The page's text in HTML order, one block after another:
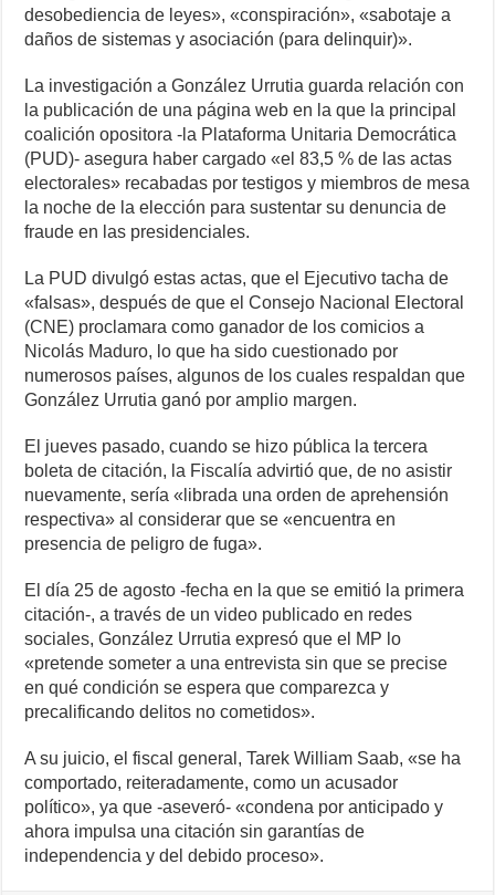
desobediencia de leyes», «conspiración», «sabotaje a
daños de sistemas y asociación (para delinquir)».
La investigación a González Urrutia guarda relación con
la publicación de una página web en la que la principal
coalición opositora -la Plataforma Unitaria Democrática
(PUD)- asegura haber cargado «el 83,5 % de las actas
electorales» recabadas por testigos y miembros de mesa
la noche de la elección para sustentar su denuncia de
fraude en las presidenciales.
La PUD divulgó estas actas, que el Ejecutivo tacha de
«falsas», después de que el Consejo Nacional Electoral
(CNE) proclamara como ganador de los comicios a
Nicolás Maduro, lo que ha sido cuestionado por
numerosos países, algunos de los cuales respaldan que
González Urrutia ganó por amplio margen.
El jueves pasado, cuando se hizo pública la tercera
boleta de citación, la Fiscalía advirtió que, de no asistir
nuevamente, sería «librada una orden de aprehensión
respectiva» al considerar que se «encuentra en
presencia de peligro de fuga».
El día 25 de agosto -fecha en la que se emitió la primera
citación-, a través de un video publicado en redes
sociales, González Urrutia expresó que el MP lo
«pretende someter a una entrevista sin que se precise
en qué condición se espera que comparezca y
precalificando delitos no cometidos».
A su juicio, el fiscal general, Tarek William Saab, «se ha
comportado, reiteradamente, como un acusador
político», ya que -aseveró- «condena por anticipado y
ahora impulsa una citación sin garantías de
independencia y del debido proceso».